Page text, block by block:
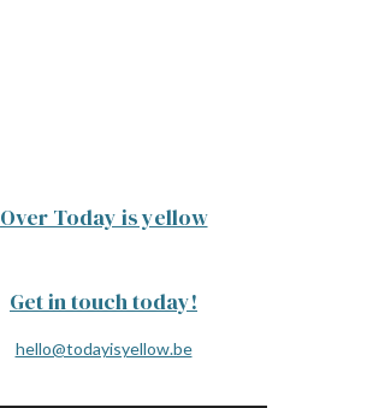
Over Today is yellow
Get in touch today!
hello@todayisyellow.be